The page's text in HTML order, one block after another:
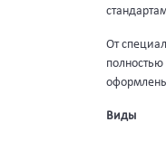
От
Виды